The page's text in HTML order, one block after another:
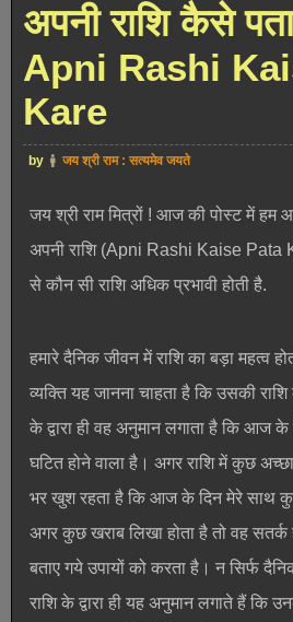
अपनी राशि कैसे
Apni Rashi
Kare
by जय श्री राम : सत्यमेव जयते
जय श्री राम मित्रों ! आज की पोस्ट में
अपनी राशि (Apni Rashi Kaise Pata
से कौन सी राशि अधिक प्रभावी होती है.
हमारे दैनिक जीवन में राशि का बड़ा महत्व
व्यक्ति यह जानना चाहता है कि उसकी
के द्वारा ही वह अनुमान लगाता है कि आज
घटित होने वाला है। अगर राशि में कुछ
भर खुश रहता है कि आज के दिन मेरे साथ
अगर कुछ खराब लिखा होता है तो वह
बताए गये उपायों को करता है। न सिर्फ
राशि के द्वारा ही यह अनुमान लगाते हैं कि